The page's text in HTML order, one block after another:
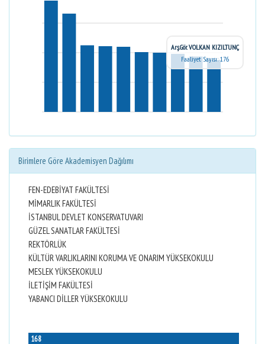
Arş.Gör. VOLKAN KIZILTUNÇ
Faaliyet Sayısı: 176
Birimlere Göre Akademisyen Dağılımı
FEN-EDEBİYAT FAKÜLTESİ
MİMARLIK FAKÜLTESİ
İSTANBUL DEVLET KONSERVATUVARI
GÜZEL SANATLAR FAKÜLTESİ
REKTÖRLÜK
KÜLTÜR VARLIKLARINI KORUMA VE ONARIM YÜKSEKOKULU
MESLEK YÜKSEKOKULU
İLETİŞİM FAKÜLTESİ
YABANCI DİLLER YÜKSEKOKULU
168